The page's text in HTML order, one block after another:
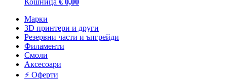
Кошница € 0,00
Mарки
3D принтери и други
Резервни части и ъпгрейди
Филаменти
Смоли
Аксесоари
⚡ Оферти